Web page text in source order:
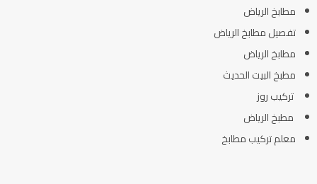
مطابخ الرياض
تفصيل مطابخ الرياض
مطابخ الرياض
مطبخ البيت الحديث
تركيب روز
مطبخ الرياض
معلم تركيب مطابخ